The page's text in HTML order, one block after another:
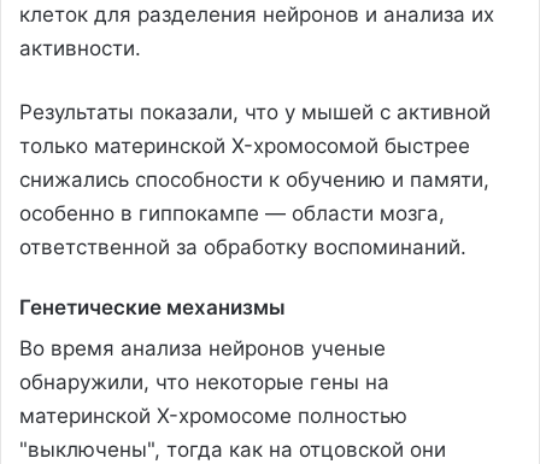
клеток для разделения нейронов и анализа их
активности.
Результаты показали, что у мышей с активной
только материнской X-хромосомой быстрее
снижались способности к обучению и памяти,
особенно в гиппокампе — области мозга,
ответственной за обработку воспоминаний.
Генетические механизмы
Во время анализа нейронов ученые
обнаружили, что некоторые гены на
материнской X-хромосоме полностью
"выключены", тогда как на отцовской они